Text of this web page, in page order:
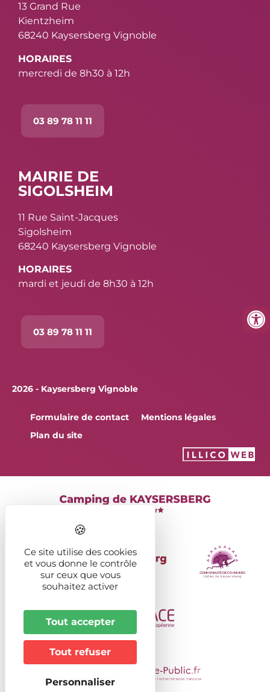
13 Grand Rue
Kientzheim
68240 Kaysersberg Vignoble
HORAIRES
mercredi de 8h30 à 12h
03 89 78 11 11
MAIRIE DE
SIGOLSHEIM
11 Rue Saint-Jacques
Sigolsheim
68240 Kaysersberg Vignoble
HORAIRES
mardi et jeudi de 8h30 à 12h
03 89 78 11 11
2026 - Kaysersberg Vignoble
Formulaire de contact
Mentions légales
Plan du site
Ce site utilise des cookies
et vous donne le contrôle
sur ceux que vous
souhaitez activer
Tout accepter
Tout refuser
Personnaliser